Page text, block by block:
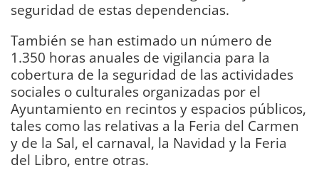
seguridad de estas dependencias.
También se han estimado un número de
1.350 horas anuales de vigilancia para la
cobertura de la seguridad de las actividades
sociales o culturales organizadas por el
Ayuntamiento en recintos y espacios públicos,
tales como las relativas a la Feria del Carmen
y de la Sal, el carnaval, la Navidad y la Feria
del Libro, entre otras.